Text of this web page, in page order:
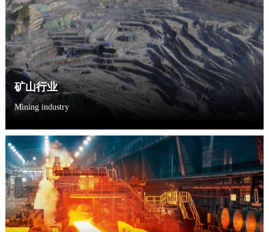
矿山行业
Mining industry